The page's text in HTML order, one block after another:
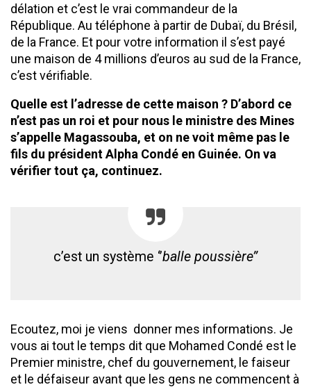
délation et c’est le vrai commandeur de la
République. Au téléphone à partir de Dubaï, du Brésil,
de la France. Et pour votre information il s’est payé
une maison de 4 millions d’euros au sud de la France,
c’est vérifiable.
Quelle est l’adresse de cette maison ? D’abord ce
n’est pas un roi et pour nous le ministre des Mines
s’appelle Magassouba, et on ne voit même pas le
fils du président Alpha Condé en Guinée. On va
vérifier tout ça, continuez.
c’est un système ‘’balle poussière’’
Ecoutez, moi je viens donner mes informations. Je
vous ai tout le temps dit que Mohamed Condé est le
Premier ministre, chef du gouvernement, le faiseur
et le défaiseur avant que les gens ne commencent à